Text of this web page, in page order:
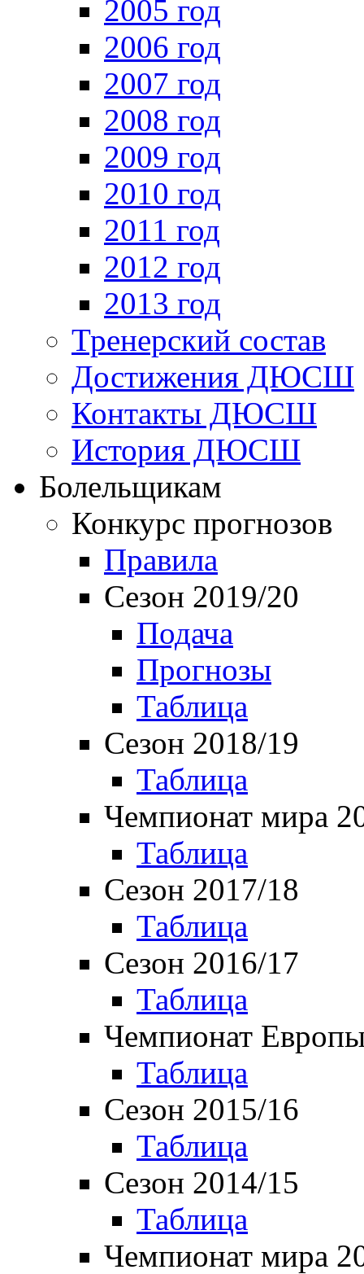
2005 год
2006 год
2007 год
2008 год
2009 год
2010 год
2011 год
2012 год
2013 год
Тренерский состав
Достижения ДЮСШ
Контакты ДЮСШ
История ДЮСШ
Болельщикам
Конкурс прогнозов
Правила
Сезон 2019/20
Подача
Прогнозы
Таблица
Сезон 2018/19
Таблица
Чемпионат мира
Таблица
Сезон 2017/18
Таблица
Сезон 2016/17
Таблица
Чемпионат
Таблица
Сезон 2015/16
Таблица
Сезон 2014/15
Таблица
Чемпионат мира